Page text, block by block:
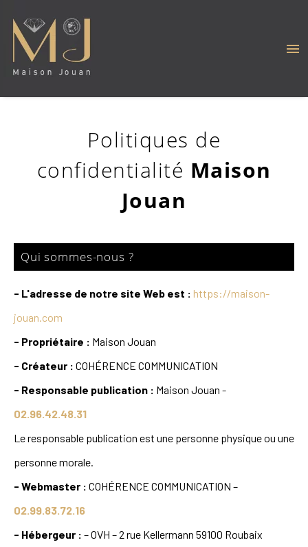
Politiques de
confidentialité Maison
Jouan
Qui sommes-nous ?
- L'adresse de notre site Web est : https://maison-
jouan.com
- Propriétaire : Maison Jouan
- Créateur : COHÉRENCE COMMUNICATION
- Responsable publication : Maison Jouan -
02.96.42.48.31
Le responsable publication est une personne physique ou une
personne morale.
- Webmaster : COHÉRENCE COMMUNICATION –
02.99.83.72.16
- Hébergeur : –OVH – 2 rue Kellermann 59100 Roubaix